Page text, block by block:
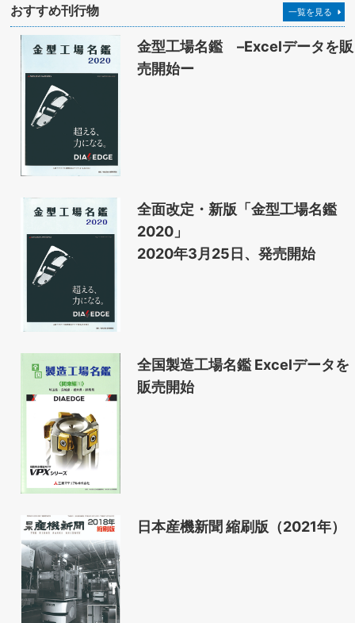
おすすめ刊行物 一覧を見る
金型工場名鑑 –Excelデータを販
売開始ー
全面改定・新版「金型工場名鑑
2020」
2020年3月25日、発売開始
全国製造工場名鑑 Excelデータを
販売開始
日本産機新聞 縮刷版（2021年）